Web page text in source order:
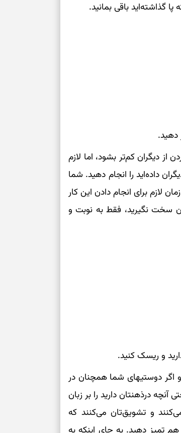
گذاشته‌اید باقی بمانید.
دهید.
دیگران کم‌تر بشود، اما لازم
داده‌اید را انجام دهید. شما
لازم برای انجام دادن این کار
سخت نگیرید، فقط به نوبت و
و ریسک کنید.
اگر دوستیهای شما همچنان در
آنچه درذهنتان دارید را بر زبان
و تشویق‌تان می‌کنند که
هم تمیز دهید. به جای اینکه به